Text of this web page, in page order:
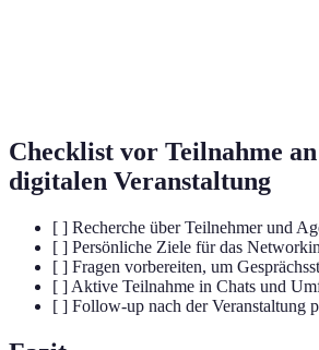
Checklist vor Teilnahme
digitalen Veranstaltung
[ ] Recherche über Teilnehmer und
[ ] Persönliche Ziele für das
[ ] Fragen vorbereiten, um
[ ] Aktive Teilnahme in Chats und
[ ] Follow-up nach der Veranstaltung